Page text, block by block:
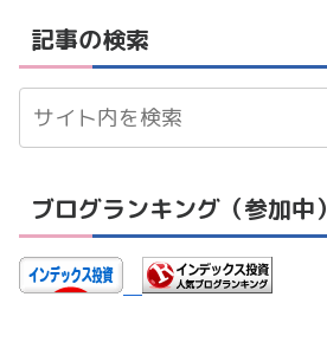
記事の検索
ブログランキング（参加中）